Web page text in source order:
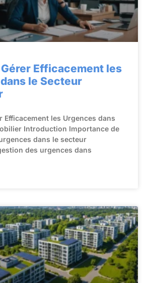
Efficacement les
le Secteur
Efficacement les Urgences dans
Introduction Importance de
dans le secteur
des urgences dans